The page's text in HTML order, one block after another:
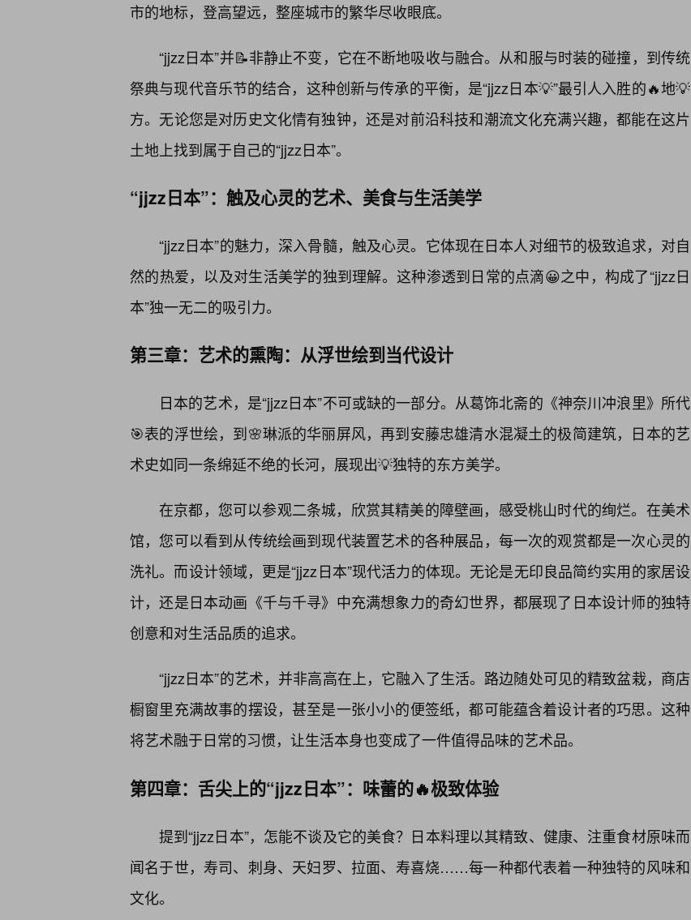
市的地标，登高望远，整座城市的繁华尽收眼底。
“jjzz日本”并📝非静止不变，它在不断地吸收与融合。从和服与时装的碰撞，到传统
祭典与现代音乐节的结合，这种创新与传承的平衡，是“jjzz日本💡”最引人入胜的🔥地💡
方。无论您是对历史文化情有独钟，还是对前沿科技和潮流文化充满兴趣，都能在这片
土地上找到属于自己的“jjzz日本”。
“jjzz日本”：触及心灵的艺术、美食与生活美学
“jjzz日本”的魅力，深入骨髓，触及心灵。它体现在日本人对细节的极致追求，对自
然的热爱，以及对生活美学的独到理解。这种渗透到日常的点滴😀之中，构成了“jjzz日
本”独一无二的吸引力。
第三章：艺术的熏陶：从浮世绘到当代设计
日本的艺术，是“jjzz日本”不可或缺的一部分。从葛饰北斋的《神奈川冲浪里》所代
🎯表的浮世绘，到🌸琳派的华丽屏风，再到安藤忠雄清水混凝土的极简建筑，日本的艺
术史如同一条绵延不绝的长河，展现出💡独特的东方美学。
在京都，您可以参观二条城，欣赏其精美的障壁画，感受桃山时代的绚烂。在美术
馆，您可以看到从传统绘画到现代装置艺术的各种展品，每一次的观赏都是一次心灵的
洗礼。而设计领域，更是“jjzz日本”现代活力的体现。无论是无印良品简约实用的家居设
计，还是日本动画《千与千寻》中充满想象力的奇幻世界，都展现了日本设计师的独特
创意和对生活品质的追求。
“jjzz日本”的艺术，并非高高在上，它融入了生活。路边随处可见的精致盆栽，商店
橱窗里充满故事的摆设，甚至是一张小小的便签纸，都可能蕴含着设计者的巧思。这种
将艺术融于日常的习惯，让生活本身也变成了一件值得品味的艺术品。
第四章：舌尖上的“jjzz日本”：味蕾的🔥极致体验
提到“jjzz日本”，怎能不谈及它的美食？日本料理以其精致、健康、注重食材原味而
闻名于世，寿司、刺身、天妇罗、拉面、寿喜烧……每一种都代表着一种独特的风味和
文化。